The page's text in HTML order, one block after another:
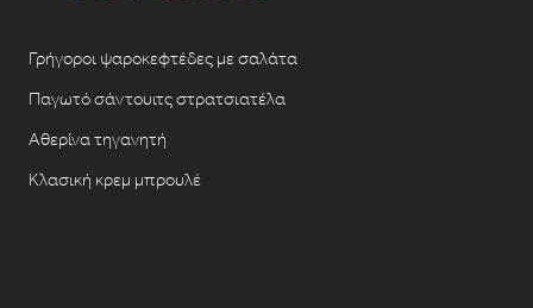
Γρήγοροι ψαροκεφτέδες με σαλάτα
Παγωτό σάντουιτς στρατσιατέλα
Αθερίνα τηγανητή
Κλασική κρεμ μπρουλέ